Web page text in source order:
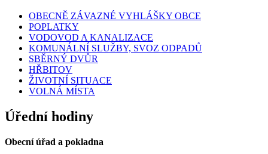
OBECNĚ ZÁVAZNÉ VYHLÁŠKY OBCE
POPLATKY
VODOVOD A KANALIZACE
KOMUNÁLNÍ SLUŽBY, SVOZ ODPADŮ
SBĚRNÝ DVŮR
HŘBITOV
ŽIVOTNÍ SITUACE
VOLNÁ MÍSTA
Úřední hodiny
Obecní úřad a pokladna